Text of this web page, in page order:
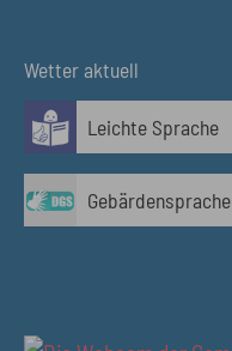
Wetter aktuell
Leichte Sprache
Gebärdensprache